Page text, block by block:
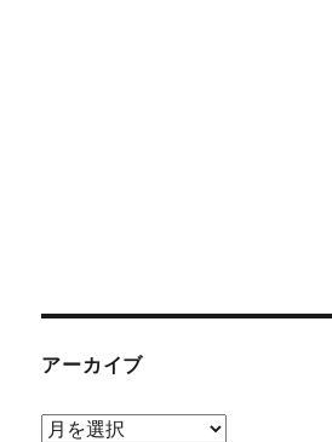
アーカイブ
ア